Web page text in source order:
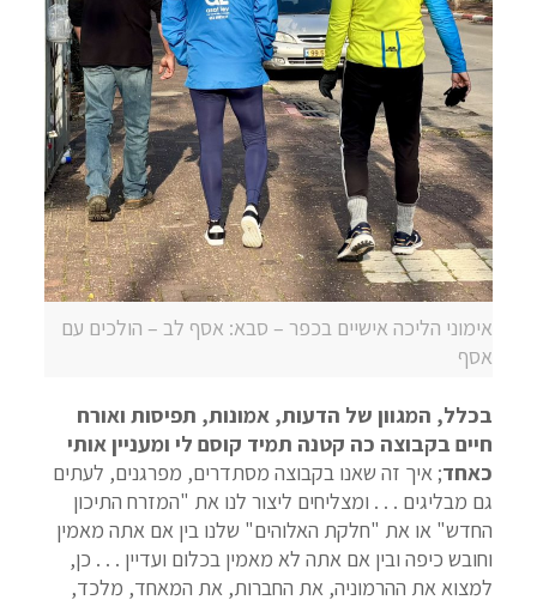
אימוני הליכה אישיים בכפר – סבא: אסף לב – הולכים עם
אסף
בכלל, המגוון של הדעות, אמונות, תפיסות ואורח
חיים בקבוצה כה קטנה תמיד קוסם לי ומעניין אותי
כאחד; איך זה שאנו בקבוצה מסתדרים, מפרגנים, לעתים
גם מבליגים . . . ומצליחים ליצור לנו את "המזרח התיכון
החדש" או את "חלקת האלוהים" שלנו בין אם אתה מאמין
וחובש כיפה ובין אם אתה לא מאמין בכלום ועדיין . . . כן,
למצוא את ההרמוניה, את החברות, את המאחד, מלכד,